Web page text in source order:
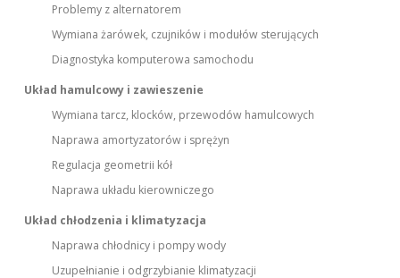
Problemy z alternatorem
Wymiana żarówek, czujników i modułów sterujących
Diagnostyka komputerowa samochodu
Układ hamulcowy i zawieszenie
Wymiana tarcz, klocków, przewodów hamulcowych
Naprawa amortyzatorów i sprężyn
Regulacja geometrii kół
Naprawa układu kierowniczego
Układ chłodzenia i klimatyzacja
Naprawa chłodnicy i pompy wody
Uzupełnianie i odgrzybianie klimatyzacji